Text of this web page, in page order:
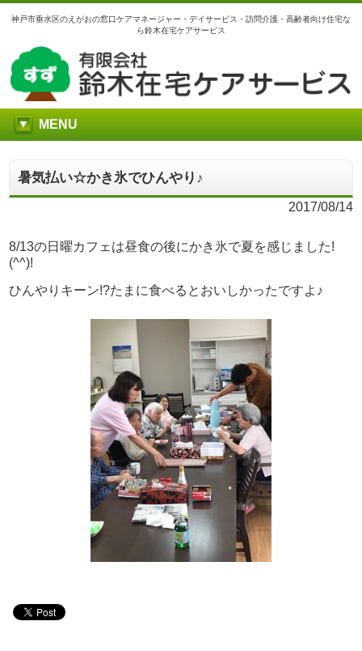
神戸市垂水区のえがおの窓口ケアマネージャー・デイサービス・訪問介護・高齢者向け住宅な
ら鈴木在宅ケアサービス
MENU
暑気払い☆かき氷でひんやり♪
2017/08/14
8/13の日曜カフェは昼食の後にかき氷で夏を感じました!
(^^)!
ひんやりキーン!?たまに食べるとおいしかったですよ♪